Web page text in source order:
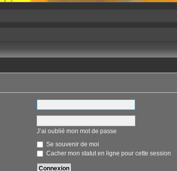
J’ai oublié mon mot de passe
Se souvenir de moi
Cacher mon statut en ligne pour cette session